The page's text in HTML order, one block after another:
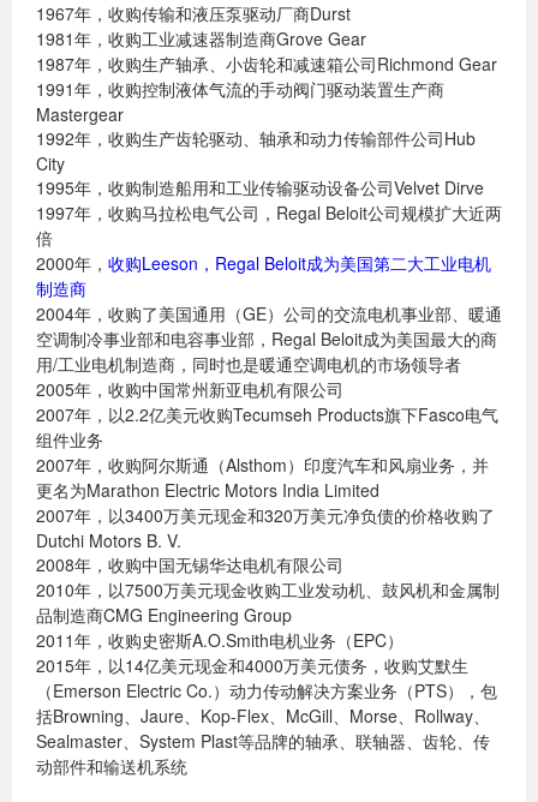
1967年，收购传输和液压泵驱动厂商Durst
1981年，收购工业减速器制造商Grove Gear
1987年，收购生产轴承、小齿轮和减速箱公司Richmond Gear
1991年，收购控制液体气流的手动阀门驱动装置生产商
Mastergear
1992年，收购生产齿轮驱动、轴承和动力传输部件公司Hub
City
1995年，收购制造船用和工业传输驱动设备公司Velvet Dirve
1997年，收购马拉松电气公司，Regal Beloit公司规模扩大近两
倍
2000年， 收购Leeson，Regal Beloit成为美国第二大工业电机
制造商
2004年，收购了美国通用（GE）公司的交流电机事业部、暖通
空调制冷事业部和电容事业部，Regal Beloit成为美国最大的商
用/工业电机制造商，同时也是暖通空调电机的市场领导者
2005年，收购中国常州新亚电机有限公司
2007年，以2.2亿美元收购Tecumseh Products旗下Fasco电气
组件业务
2007年，收购阿尔斯通（Alsthom）印度汽车和风扇业务，并
更名为Marathon Electric Motors India Limited
2007年，以3400万美元现金和320万美元净负债的价格收购了
Dutchi Motors B. V.
2008年，收购中国无锡华达电机有限公司
2010年，以7500万美元现金收购工业发动机、鼓风机和金属制
品制造商CMG Engineering Group
2011年，收购史密斯A.O.Smith电机业务（EPC）
2015年，以14亿美元现金和4000万美元债务，收购艾默生
（Emerson Electric Co.）动力传动解决方案业务（PTS），包
括Browning、Jaure、Kop-Flex、McGill、Morse、Rollway、
Sealmaster、System Plast等品牌的轴承、联轴器、齿轮、传
动部件和输送机系统